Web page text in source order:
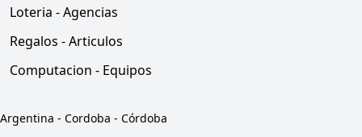
Loteria - Agencias
Regalos - Articulos
Computacion - Equipos
Argentina - Cordoba - Córdoba